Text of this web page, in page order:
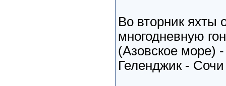
Во вторник яхты
многодневную
(Азовское море)
Геленджик -